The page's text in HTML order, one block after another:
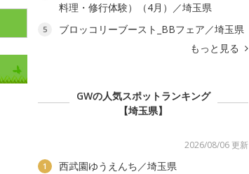
料理・修行体験）（4月）／埼玉県
5
ブロッコリーブースト_BBフェア／埼玉県
もっと見る
GWの人気スポットランキング
【埼玉県】
2026/08/06 更新
1 西武園ゆうえんち／埼玉県